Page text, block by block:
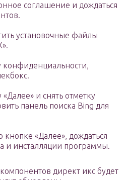
соглашение и дождаться
установочные файлы
конфиденциальности,
и снять отметку
панель поиска Bing для
кнопке «Далее», дождаться
и инсталляции программы.
директ икс будет